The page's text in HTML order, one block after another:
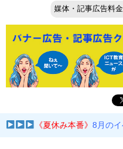
媒体・記事広告料
《夏休み本番》8月の